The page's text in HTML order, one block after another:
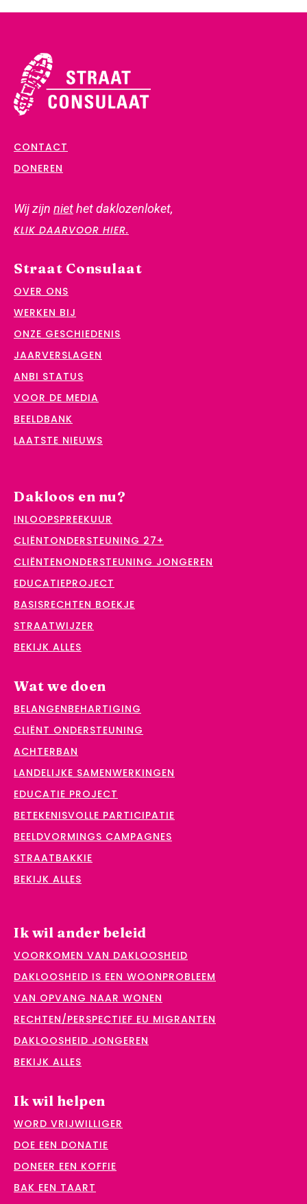
CONTACT
DONEREN
Wij zijn niethet daklozenloket,
KLIK DAARVOOR HIER.
Straat Consulaat
OVER ONS
WERKEN BIJ
ONZE GESCHIEDENIS
JAARVERSLAGEN
ANBI STATUS
VOOR DE MEDIA
BEELDBANK
LAATSTE NIEUWS
Dakloos en nu?
INLOOPSPREEKUUR
CLIËNTONDERSTEUNING 27+
CLIËNTENONDERSTEUNING JONGEREN
EDUCATIEPROJECT
BASISRECHTEN BOEKJE
STRAATWIJZER
BEKIJK ALLES
Wat we doen
BELANGENBEHARTIGING
CLIËNT ONDERSTEUNING
ACHTERBAN
LANDELIJKE SAMENWERKINGEN
EDUCATIE PROJECT
BETEKENISVOLLE PARTICIPATIE
BEELDVORMINGS CAMPAGNES
STRAATBAKKIE
BEKIJK ALLES
Ik wil ander beleid
VOORKOMEN VAN DAKLOOSHEID
DAKLOOSHEID IS EEN WOONPROBLEEM
VAN OPVANG NAAR WONEN
RECHTEN/PERSPECTIEF EU MIGRANTEN
DAKLOOSHEID JONGEREN
BEKIJK ALLES
Ik wil helpen
WORD VRIJWILLIGER
DOE EEN DONATIE
DONEER EEN KOFFIE
BAK EEN TAART